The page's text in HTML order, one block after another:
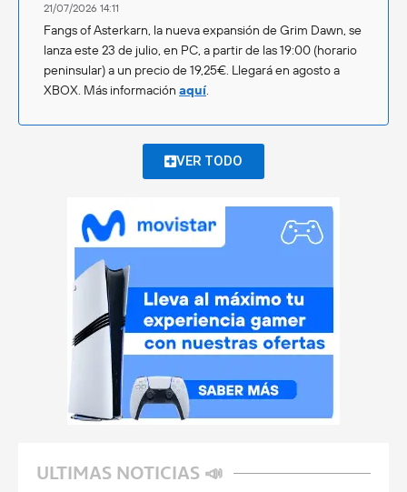
21/07/2026 14:11
Fangs of Asterkarn, la nueva expansión de Grim Dawn, se
lanza este 23 de julio, en PC, a partir de las 19:00 (horario
peninsular) a un precio de 19,25€. Llegará en agosto a
XBOX. Más información aquí.
VER TODO
ULTIMAS NOTICIAS 📣